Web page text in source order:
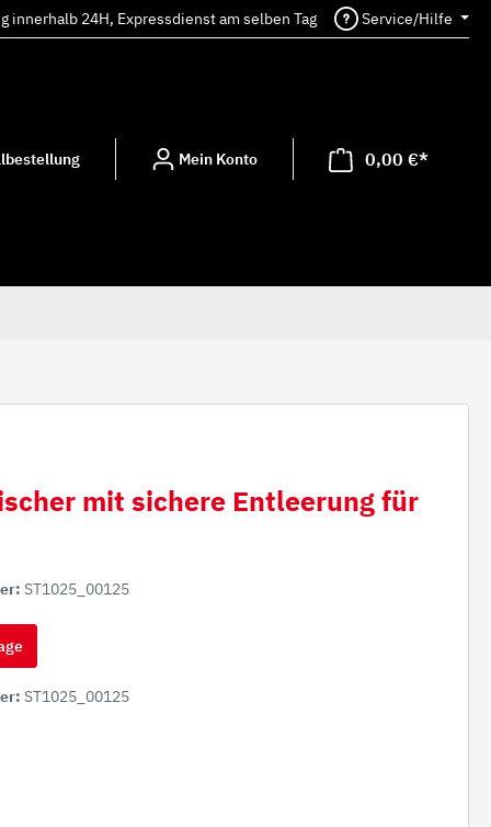
innerhalb 24H, Expressdienst am selben Tag Service/Hilfe
Mein Konto 0,00 €*
mit sichere Entleerung für
ST1025_00125
ST1025_00125